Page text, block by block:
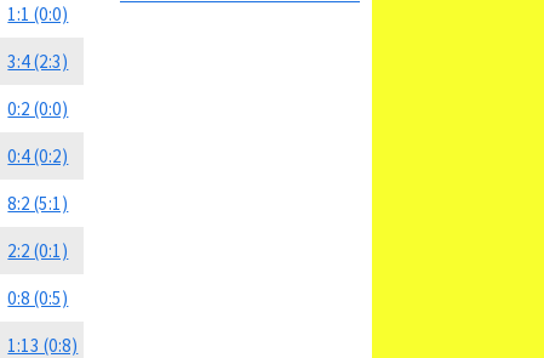
1:1 (0:0)
3:4 (2:3)
0:2 (0:0)
0:4 (0:2)
8:2 (5:1)
2:2 (0:1)
0:8 (0:5)
1:13 (0:8)